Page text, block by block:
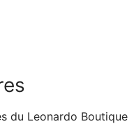
du Leonardo Boutique